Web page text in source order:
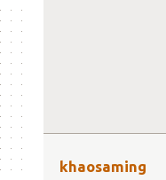
khaosaming